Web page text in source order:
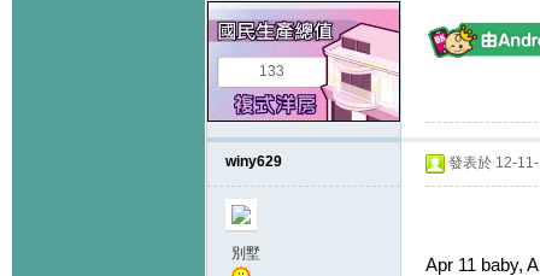
133
winy629
別墅
發表於 12-
Apr 11 baby,